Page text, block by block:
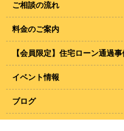
ご相談の流れ
料金のご案内
【会員限定】住宅ローン通過事
イベント情報
ブログ